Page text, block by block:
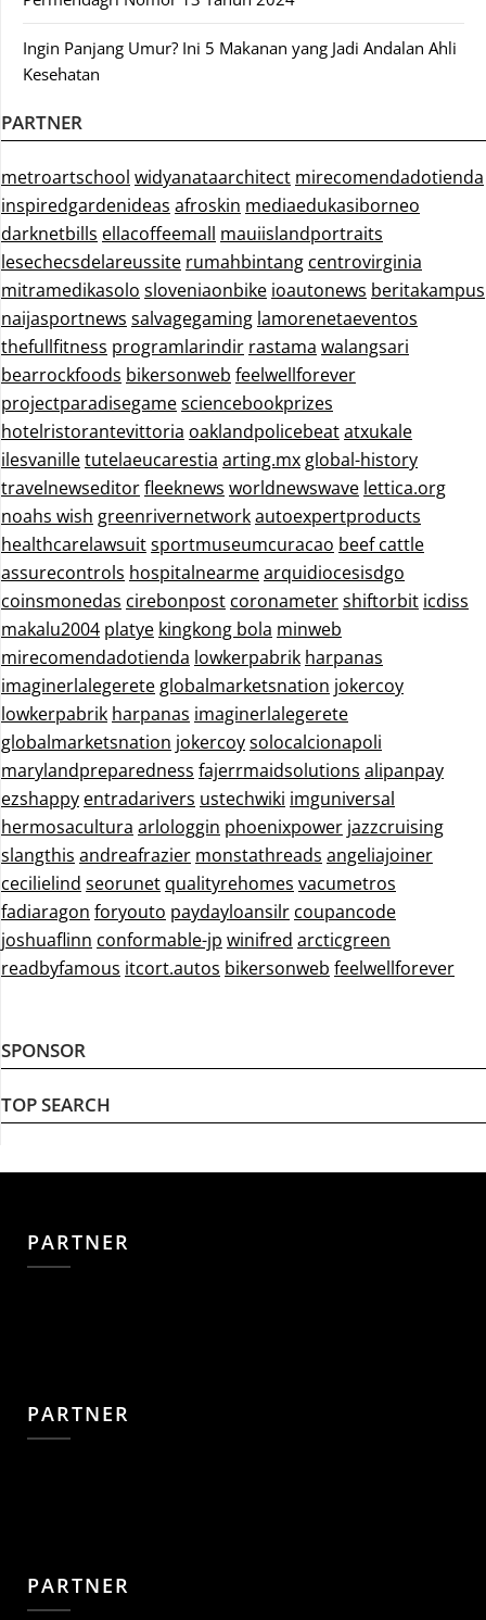
Ingin Panjang Umur? Ini 5 Makanan yang Jadi Andalan Ahli
Kesehatan
PARTNER
metroartschool widyanataarchitect mirecomendadotienda
inspiredgardenideas afroskin mediaedukasiborneo
darknetbills ellacoffeemall mauiislandportraits
lesechecsdelareussite rumahbintang centrovirginia
mitramedikasolo sloveniaonbike ioautonews beritakampus
naijasportnews salvagegaming lamorenetaeventos
thefullfitness programlarindir rastama walangsari
bearrockfoods bikersonweb feelwellforever
projectparadisegamesciencebookprizes
hotelristorantevittoria oaklandpolicebeatatxukale
ilesvanilletutelaeucarestia arting.mx global-history
travelnewseditorfleeknews worldnewswave lettica.org
noahs wish greenrivernetworkautoexpertproducts
healthcarelawsuitsportmuseumcuracao beef cattle
assurecontrols hospitalnearmearquidiocesisdgo
coinsmonedas cirebonpost coronametershiftorbit icdiss
makalu2004 platye kingkong bola minweb
mirecomendadotienda lowkerpabrik harpanas
imaginerlalegerete globalmarketsnation jokercoy
lowkerpabrik harpanas imaginerlalegerete
globalmarketsnation jokercoysolocalcionapoli
marylandpreparedness fajerrmaidsolutions alipanpay
ezshappy entradarivers ustechwiki imguniversal
hermosacultura arlologgin phoenixpower jazzcruising
slangthis andreafrazier monstathreads angeliajoiner
cecilielind seorunet qualityrehomes vacumetros
fadiaragon foryouto paydayloansilr coupancode
joshuaflinn conformable-jp winifred arcticgreen
readbyfamous itcort.autos bikersonweb feelwellforever
SPONSOR
TOP SEARCH
PARTNER
PARTNER
PARTNER